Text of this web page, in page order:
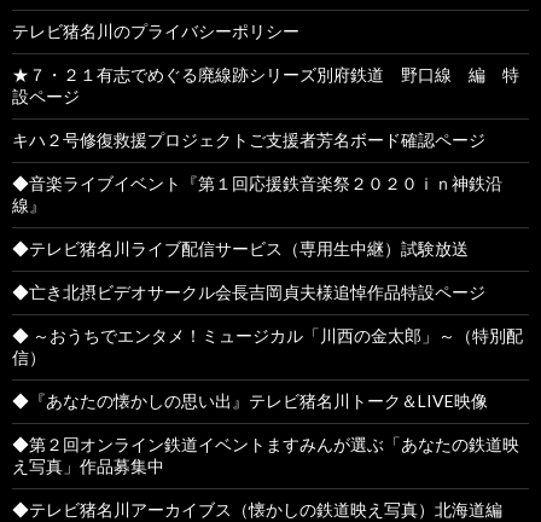
テレビ猪名川のプライバシーポリシー
★７・２１有志でめぐる廃線跡シリーズ別府鉄道 野口線 編 特
設ページ
キハ２号修復救援プロジェクトご支援者芳名ボード確認ページ
◆音楽ライブイベント『第１回応援鉄音楽祭２０２０ｉｎ神鉄沿
線』
◆テレビ猪名川ライブ配信サービス（専用生中継）試験放送
◆亡き北摂ビデオサークル会長吉岡貞夫様追悼作品特設ページ
◆ ～おうちでエンタメ！ミュージカル「川西の金太郎」～（特別配
信）
◆『あなたの懐かしの思い出』テレビ猪名川トーク＆LIVE映像
◆第２回オンライン鉄道イベントますみんが選ぶ「あなたの鉄道映
え写真」作品募集中
◆テレビ猪名川アーカイブス（懐かしの鉄道映え写真）北海道編